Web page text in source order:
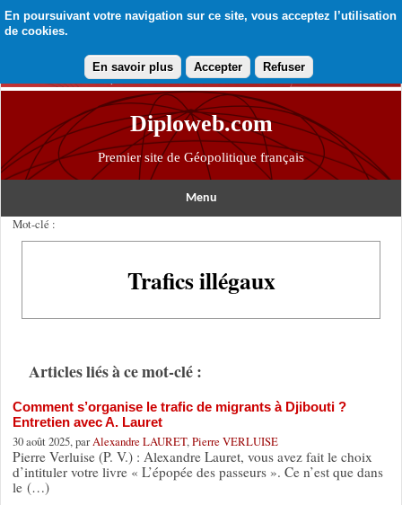
En poursuivant votre navigation sur ce site, vous acceptez l’utilisation
de cookies.
En savoir plus Accepter Refuser
Diploweb.com
Premier site de Géopolitique français
Menu
Mot-clé :
Trafics illégaux
Articles liés à ce mot-clé :
Comment s’organise le trafic de migrants à Djibouti ?
Entretien avec A. Lauret
30 août 2025, parAlexandre LAURET, Pierre VERLUISE
Pierre Verluise (P. V.) : Alexandre Lauret, vous avez fait le choix
d’intituler votre livre « L’épopée des passeurs ». Ce n’est que dans
le (…)